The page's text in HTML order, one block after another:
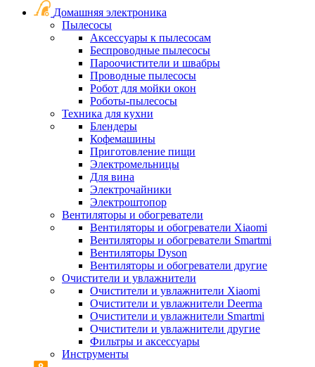
Домашняя электроника
Пылесосы
Аксессуары к пылесосам
Беспроводные пылесосы
Пароочистители и швабры
Проводные пылесосы
Робот для мойки окон
Роботы-пылесосы
Техника для кухни
Блендеры
Кофемашины
Приготовление пищи
Электромельницы
Для вина
Электрочайники
Электроштопор
Вентиляторы и обогреватели
Вентиляторы и обогреватели Xiaomi
Вентиляторы и обогреватели Smartmi
Вентиляторы Dyson
Вентиляторы и обогреватели другие
Очистители и увлажнители
Очистители и увлажнители Xiaomi
Очистители и увлажнители Deerma
Очистители и увлажнители Smartmi
Очистители и увлажнители другие
Фильтры и аксессуары
Инструменты